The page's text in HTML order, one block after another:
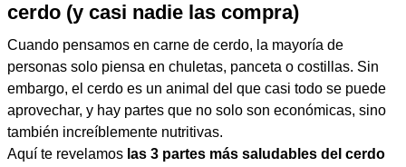
cerdo (y casi nadie las compra)
Cuando pensamos en carne de cerdo, la mayoría de
personas solo piensa en chuletas, panceta o costillas. Sin
embargo, el cerdo es un animal del que casi todo se puede
aprovechar, y hay partes que no solo son económicas, sino
también increíblemente nutritivas.
Aquí te revelamos las 3 partes más saludables del cerdo